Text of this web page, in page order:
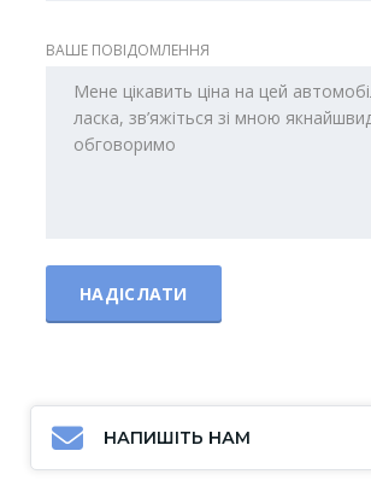
ВАШЕ ПОВІДОМЛЕННЯ
НАПИШІТЬ НАМ